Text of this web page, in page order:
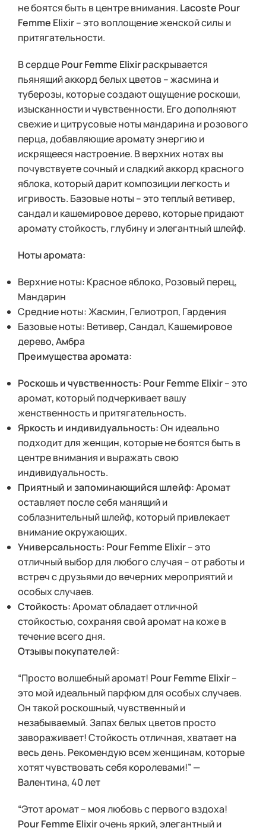
не боятся быть в центре внимания. Lacoste Pour
Femme Elixir– это воплощение женской силы и
притягательности.
В сердцеPour Femme Elixirраскрывается
пьянящий аккорд белых цветов – жасмина и
туберозы, которые создают ощущение роскоши,
изысканности и чувственности. Его дополняют
свежие и цитрусовые ноты мандарина и розового
перца, добавляющие аромату энергию и
искрящееся настроение. В верхних нотах вы
почувствуете сочный и сладкий аккорд красного
яблока, который дарит композиции легкость и
игривость. Базовые ноты – это теплый ветивер,
сандал и кашемировое дерево, которые придают
аромату стойкость, глубину и элегантный шлейф.
Ноты аромата:
Верхние ноты: Красное яблоко, Розовый перец,
Мандарин
Средние ноты: Жасмин, Гелиотроп, Гардения
Базовые ноты: Ветивер, Сандал, Кашемировое
дерево, Амбра
Преимущества аромата:
Роскошь и чувственность: Pour Femme Elixir– это
аромат, который подчеркивает вашу
женственность и притягательность.
Яркость и индивидуальность:Он идеально
подходит для женщин, которые не боятся быть в
центре внимания и выражать свою
индивидуальность.
Приятный и запоминающийся шлейф:Аромат
оставляет после себя манящий и
соблазнительный шлейф, который привлекает
внимание окружающих.
Универсальность: Pour Femme Elixir– это
отличный выбор для любого случая – от работы и
встреч с друзьями до вечерних мероприятий и
особых случаев.
Стойкость:Аромат обладает отличной
стойкостью, сохраняя свой аромат на коже в
течение всего дня.
Отзывы покупателей:
“Просто волшебный аромат! Pour Femme Elixir–
это мой идеальный парфюм для особых случаев.
Он такой роскошный, чувственный и
незабываемый. Запах белых цветов просто
завораживает! Стойкость отличная, хватает на
весь день. Рекомендую всем женщинам, которые
хотят чувствовать себя королевами!” —
Валентина, 40 лет
“Этот аромат – моя любовь с первого вздоха!
Pour Femme Elixirочень яркий, элегантный и